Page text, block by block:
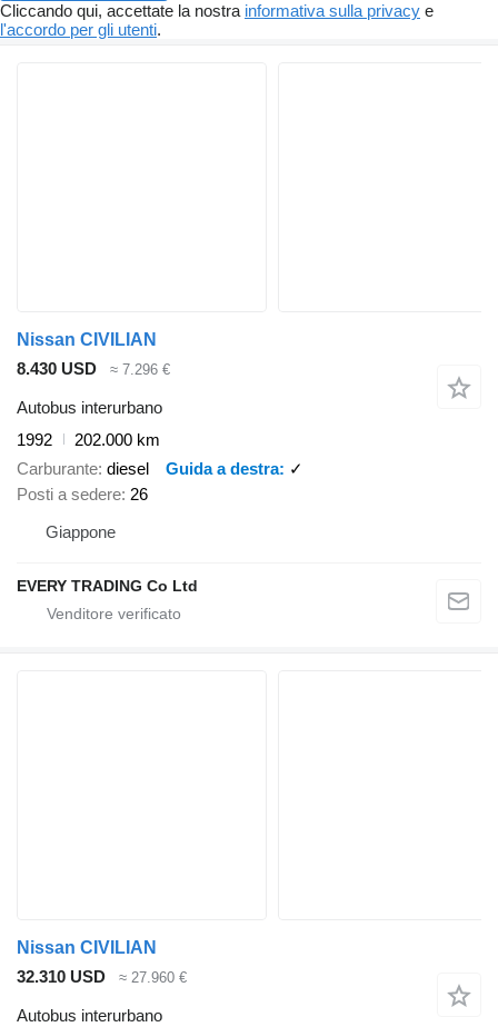
Cliccando qui, accettate la nostra informativa sulla privacy e
l'accordo per gli utenti.
Nissan CIVILIAN
8.430 USD
≈ 7.296 €
Autobus interurbano
1992
202.000 km
Carburante diesel Guida a destra
✓
Posti a sedere 26
Giappone
EVERY TRADING Co Ltd
Nissan CIVILIAN
32.310 USD
≈ 27.960 €
Autobus interurbano